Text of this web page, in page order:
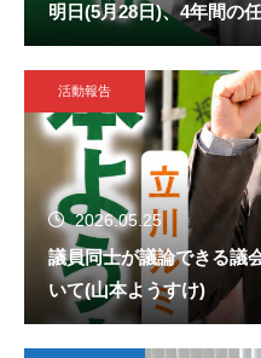
明日(5月28日)、4年間の
活動報告
2026.05.25
議員同士が議論できる議
いて(山本ようすけ)